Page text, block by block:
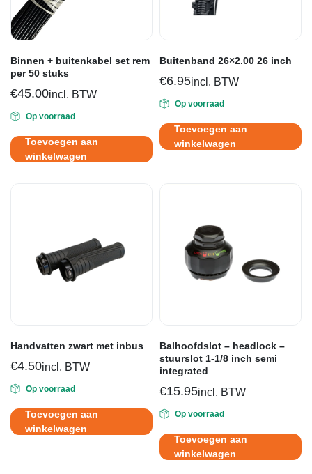
Binnen + buitenkabel set rem
per 50 stuks
€45.00incl. BTW
Op voorraad
Toevoegen aan
winkelwagen
Buitenband 26×2.00 26 inch
€6.95incl. BTW
Op voorraad
Toevoegen aan
winkelwagen
Handvatten zwart met inbus
€4.50incl. BTW
Op voorraad
Toevoegen aan
winkelwagen
Balhoofdslot – headlock –
stuurslot 1-1/8 inch semi
integrated
€15.95incl. BTW
Op voorraad
Toevoegen aan
winkelwagen